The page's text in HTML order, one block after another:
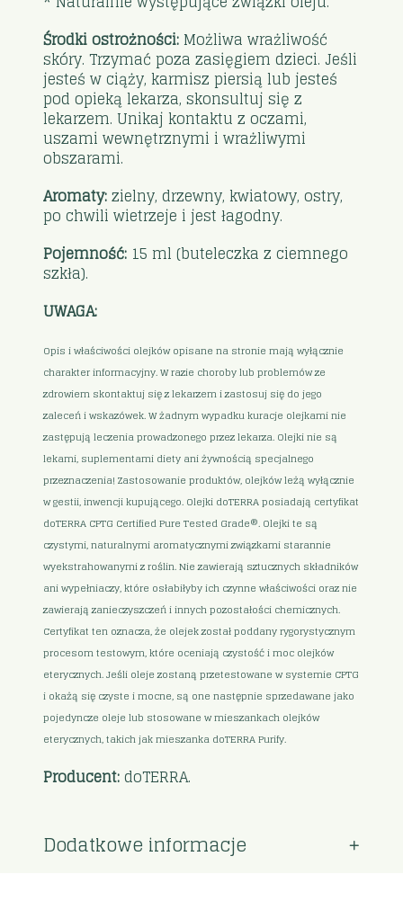
Środki ostrożności: Możliwa wrażliwość
skóry. Trzymać poza zasięgiem dzieci. Jeśli
jesteś w ciąży, karmisz piersią lub jesteś
pod opieką lekarza, skonsultuj się z
lekarzem. Unikaj kontaktu z oczami,
uszami wewnętrznymi i wrażliwymi
obszarami.
Aromaty:zielny, drzewny, kwiatowy, ostry,
po chwili wietrzeje i jest łagodny.
Pojemność: 15 ml (buteleczka z ciemnego
szkła).
UWAGA:
Opis i właściwości olejków opisane na stronie mają wyłącznie
charakter informacyjny. W razie choroby lub problemów ze
zdrowiem skontaktuj się z lekarzem i zastosuj się do jego
zaleceń i wskazówek. W żadnym wypadku kuracje olejkami nie
zastępują leczenia prowadzonego przez lekarza. Olejki nie są
lekami, suplementami diety ani żywnością specjalnego
przeznaczenia! Zastosowanie produktów, olejków leżą wyłącznie
w gestii, inwencji kupującego. Olejki doTERRA posiadają certyfikat
doTERRA CPTG Certified Pure Tested Grade®. Olejki te są
czystymi, naturalnymi aromatycznymi związkami starannie
wyekstrahowanymi z roślin. Nie zawierają sztucznych składników
ani wypełniaczy, które osłabiłyby ich czynne właściwości oraz nie
zawierają zanieczyszczeń i innych pozostałości chemicznych.
Certyfikat ten oznacza, że olejek został poddany rygorystycznym
procesom testowym, które oceniają czystość i moc olejków
eterycznych. Jeśli oleje zostaną przetestowane w systemie CPTG
i okażą się czyste i mocne, są one następnie sprzedawane jako
pojedyncze oleje lub stosowane w mieszankach olejków
eterycznych, takich jak mieszanka doTERRA Purify.
Producent:doTERRA.
Dodatkowe informacje